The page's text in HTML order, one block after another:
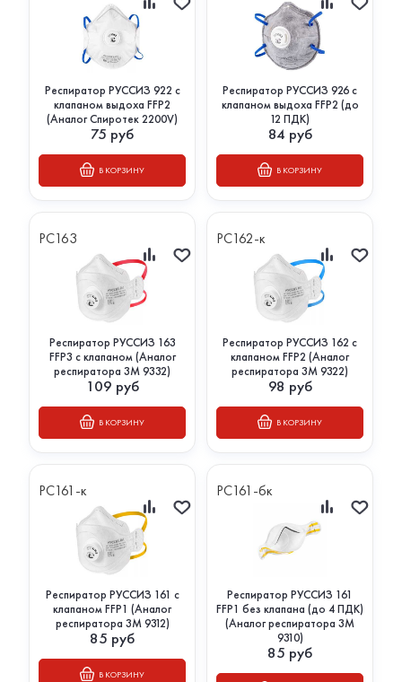
Респиратор РУССИЗ 922 с
клапаном выдоха FFP2
(Аналог Спиротек 2200V)
75 руб
В КОРЗИНУ
Респиратор РУССИЗ 926 с
клапаном выдоха FFP2 (до
12 ПДК)
84 руб
В КОРЗИНУ
РС163
Респиратор РУССИЗ 163
FFP3 с клапаном (Аналог
респиратора 3М 9332)
109 руб
В КОРЗИНУ
РС162-к
Респиратор РУССИЗ 162 с
клапаном FFP2 (Аналог
респиратора 3М 9322)
98 руб
В КОРЗИНУ
РС161-к
Респиратор РУССИЗ 161 с
клапаном FFP1 (Аналог
респиратора 3М 9312)
85 руб
В КОРЗИНУ
РС161-бк
Респиратор РУССИЗ 161
FFP1 без клапана (до 4 ПДК)
(Аналог респиратора 3М
9310)
85 руб